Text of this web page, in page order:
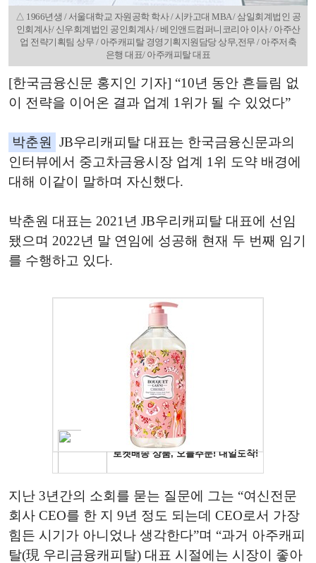
△ 1966년생 / 서울대학교 자원공학 학사 / 시카고대 MBA / 삼일회계법인 공
인회계사/ 신우회계법인 공인회계사 / 베인앤드컴퍼니코리아 이사 / 아주산
업 전략기획팀 상무 / 아주캐피탈 경영기획지원담당 상무,전무 / 아주저축
은행 대표/ 아주캐피탈 대표
[한국금융신문 홍지인 기자] “10년 동안 흔들림 없
이 전략을 이어온 결과 업계 1위가 될 수 있었다”
박춘원
JB우리캐피탈 대표는 한국금융신문과의
인터뷰에서 중고차금융시장 업계 1위 도약 배경에
대해 이같이 말하며 자신했다.
박춘원 대표는 2021년 JB우리캐피탈 대표에 선임
됐으며 2022년 말 연임에 성공해 현재 두 번째 임기
를 수행하고 있다.
지난 3년간의 소회를 묻는 질문에 그는 “여신전문
회사 CEO를 한 지 9년 정도 되는데 CEO로서 가장
힘든 시기가 아니었나 생각한다”며 “과거 아주캐피
탈(現 우리금융캐피탈) 대표 시절에는 시장이 좋아